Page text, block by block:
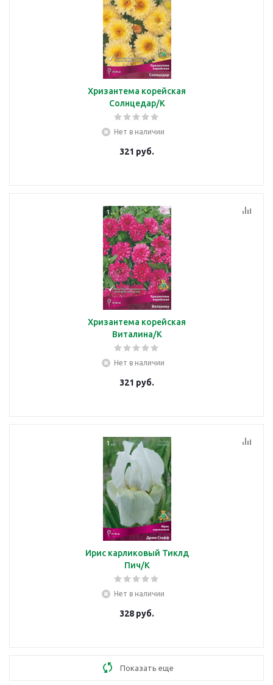
Хризантема корейская
Солнцедар/К
Нет в наличии
321 руб.
Хризантема корейская
Виталина/К
Нет в наличии
321 руб.
Ирис карликовый Тиклд
Пич/К
Нет в наличии
328 руб.
Показать еще